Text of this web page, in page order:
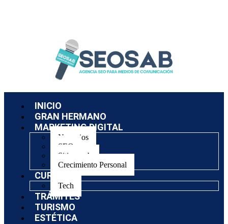
INICIO
GRAN HERMANO
MARKETING DIGITAL
Negocios
SEO
Sitios web
Crecimiento Personal
CURSOS
Tech
TRÁMITES
TURISMO
ESTÉTICA